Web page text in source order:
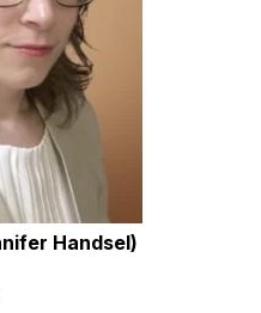
Handsel)